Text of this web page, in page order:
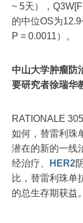
~ 5天），
的中位OS为
P = 0.0011）。
中山大学肿瘤防
要研究者徐瑞华
RATIONALE
如何，替雷利珠
潜在的新的一线
经治疗、
HER2
比，替雷利珠单
的总生存期获益。